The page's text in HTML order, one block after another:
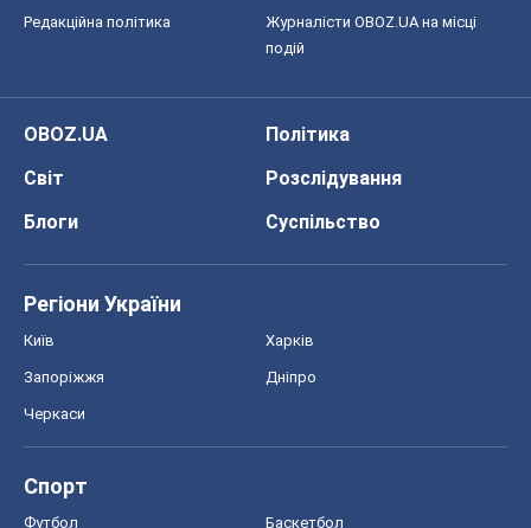
Редакційна політика
Журналісти OBOZ.UA на місці
подій
OBOZ.UA
Політика
Світ
Розслідування
Блоги
Суспільство
Регіони України
Київ Харків
Запоріжжя Дніпро
Черкаси
Спорт
Футбол Баскетбол